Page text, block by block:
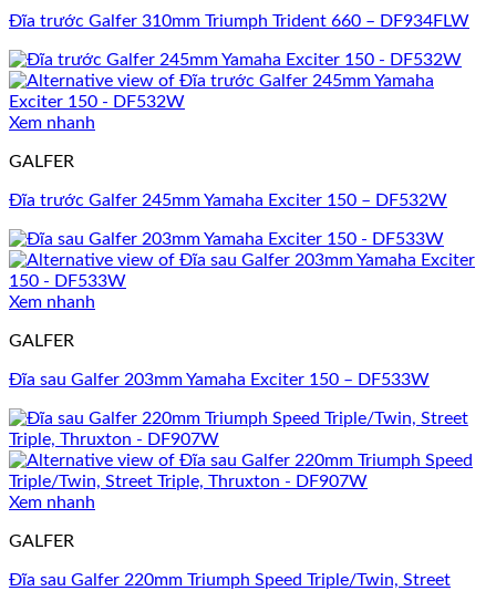
Đĩa trước Galfer 310mm Triumph Trident 660 – DF934FLW
Xem nhanh
GALFER
Đĩa trước Galfer 245mm Yamaha Exciter 150 – DF532W
Xem nhanh
GALFER
Đĩa sau Galfer 203mm Yamaha Exciter 150 – DF533W
Xem nhanh
GALFER
Đĩa sau Galfer 220mm Triumph Speed Triple/Twin, Street